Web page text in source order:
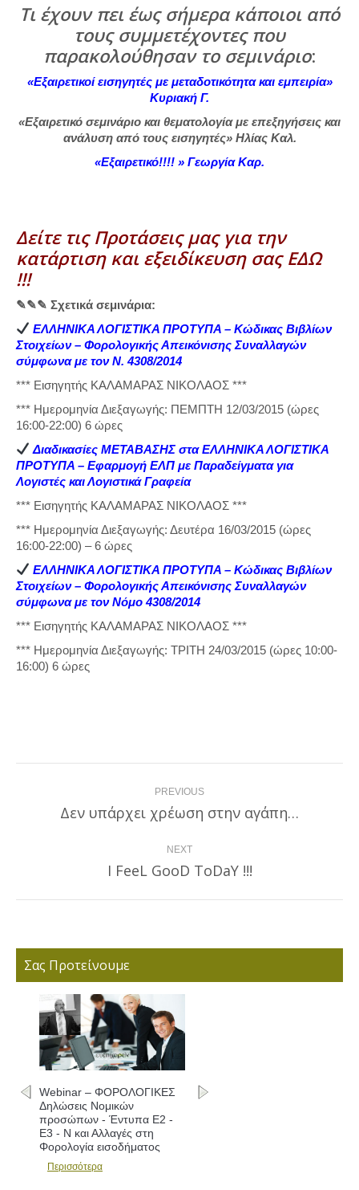
Τι έχουν πει έως σήμερα κάποιοι από
τους συμμετέχοντες που
παρακολούθησαν το σεμινάριο:
«Εξαιρετικοί εισηγητές με μεταδοτικότητα και εμπειρία»
Κυριακή Γ.
«Εξαιρετικό σεμινάριο και θεματολογία με επεξηγήσεις και
ανάλυση από τους εισηγητές» Ηλίας Καλ.
«Εξαιρετικό!!!! » Γεωργία Καρ.
Δείτε τις Προτάσεις μας για την
κατάρτιση και εξειδίκευση σας ΕΔΩ
!!!
✎✎✎ Σχετικά σεμινάρια:
ΕΛΛΗΝΙΚΑ ΛΟΓΙΣΤΙΚΑ ΠΡΟΤΥΠΑ – Κώδικας Βιβλίων
Στοιχείων – Φορολογικής Απεικόνισης Συναλλαγών
σύμφωνα με τον Ν. 4308/2014
*** Εισηγητής ΚΑΛΑΜΑΡΑΣ ΝΙΚΟΛΑΟΣ ***
*** Ημερομηνία Διεξαγωγής: ΠΕΜΠΤΗ 12/03/2015 (ώρες
16:00-22:00) 6 ώρες
Διαδικασίες ΜΕΤΑΒΑΣΗΣ στα ΕΛΛΗΝΙΚΑ ΛΟΓΙΣΤΙΚΑ
ΠΡΟΤΥΠΑ – Εφαρμογή ΕΛΠ με Παραδείγματα για
Λογιστές και Λογιστικά Γραφεία
*** Εισηγητής ΚΑΛΑΜΑΡΑΣ ΝΙΚΟΛΑΟΣ ***
*** Ημερομηνία Διεξαγωγής: Δευτέρα 16/03/2015 (ώρες
16:00-22:00) – 6 ώρες
ΕΛΛΗΝΙΚΑ ΛΟΓΙΣΤΙΚΑ ΠΡΟΤΥΠΑ – Κώδικας Βιβλίων
Στοιχείων – Φορολογικής Απεικόνισης Συναλλαγών
σύμφωνα με τον Νόμο 4308/2014
*** Εισηγητής ΚΑΛΑΜΑΡΑΣ ΝΙΚΟΛΑΟΣ ***
*** Ημερομηνία Διεξαγωγής: ΤΡΙΤΗ 24/03/2015 (ώρες 10:00-
16:00) 6 ώρες
navigation PREVIOUS
Previous
post:
Δεν υπάρχει χρέωση στην αγάπη…
NEXT
Next
I FeeL GooD ToDaY !!!
Σας Προτείνουμε
Webinar – ΦΟΡΟΛΟΓΙΚΕΣ
Δηλώσεις Νομικών
προσώπων - Έντυπα Ε2 -
Ε3 - Ν και Αλλαγές στη
Φορολογία εισοδήματος
Περισσότερα